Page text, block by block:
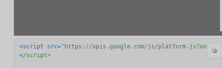
<script src="https://apis.google.com/js/
</script>